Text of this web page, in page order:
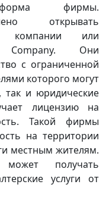
форма фирмы.
открывать
компании или
Company. Они
с ограниченной
которого могут
так и юридические
лицензию на
Такой фирмы
на территории
местным жителям.
получать
услуги от